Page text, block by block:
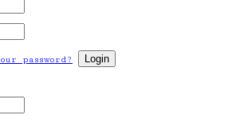
password?